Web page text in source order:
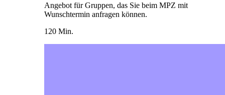
Angebot für Gruppen, das Sie beim MPZ mit
Wunschtermin anfragen können.
120 Min.